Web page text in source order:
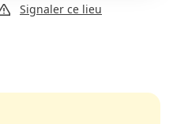
Signaler ce lieu